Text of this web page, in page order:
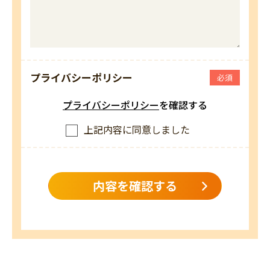
プライバシーポリシー 必須
プライバシーポリシーを確認する
上記内容に同意しました